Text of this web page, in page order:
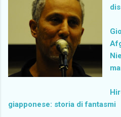
giapponese: storia di fantasmi